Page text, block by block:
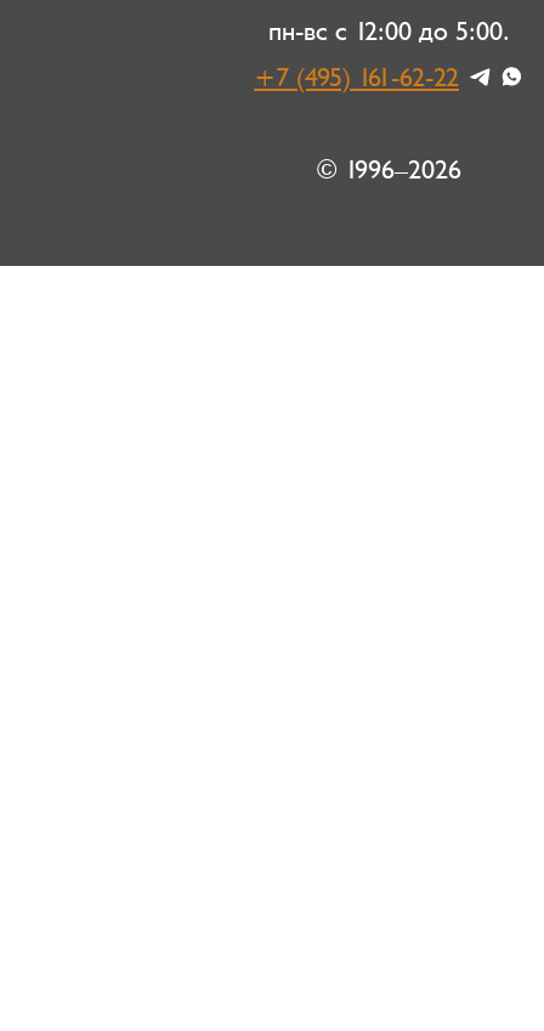
пн-вс с 12:00 до 5:00.
+7 (495) 161-62-22
© 1996–2026